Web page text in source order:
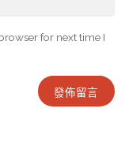
for next time I